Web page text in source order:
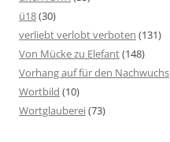
ü18(30)
verliebt verlobt verboten (131)
Von Mücke zu Elefant(148)
Vorhang auf für den Nachwuchs
Wortbild (10)
Wortglauberei(73)